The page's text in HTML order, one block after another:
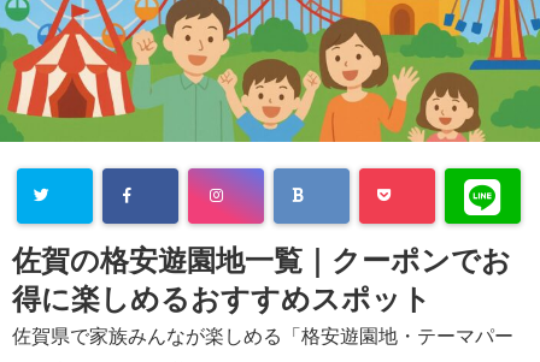
佐賀の格安遊園地一覧｜クーポンでお
得に楽しめるおすすめスポット
佐賀県で家族みんなが楽しめる「格安遊園地・テーマパー